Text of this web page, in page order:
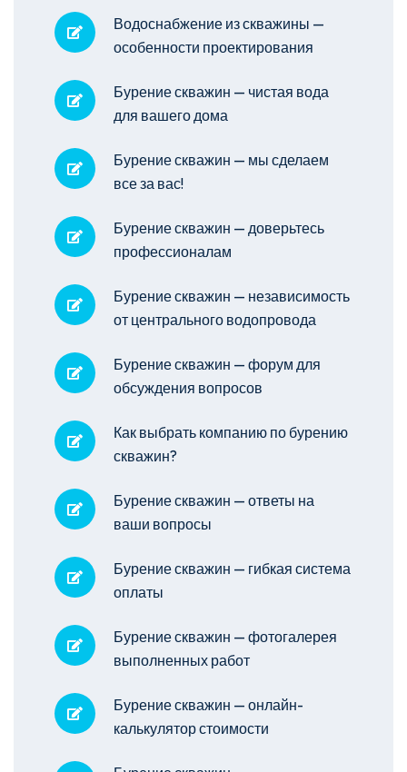
Водоснабжение из скважины —
особенности проектирования
Бурение скважин — чистая вода
для вашего дома
Бурение скважин — мы сделаем
все за вас!
Бурение скважин — доверьтесь
профессионалам
Бурение скважин — независимость
от центрального водопровода
Бурение скважин — форум для
обсуждения вопросов
Как выбрать компанию по бурению
скважин?
Бурение скважин — ответы на
ваши вопросы
Бурение скважин — гибкая система
оплаты
Бурение скважин — фотогалерея
выполненных работ
Бурение скважин — онлайн-
калькулятор стоимости